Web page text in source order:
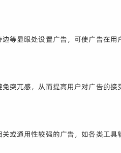
等显眼处设置广告，可使广告在
突兀感，从而提高用户对广告的
或通用性较强的广告，如各类工